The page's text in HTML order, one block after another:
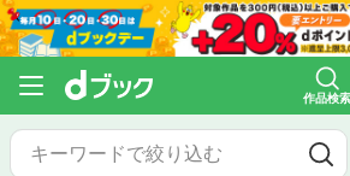
作品検索